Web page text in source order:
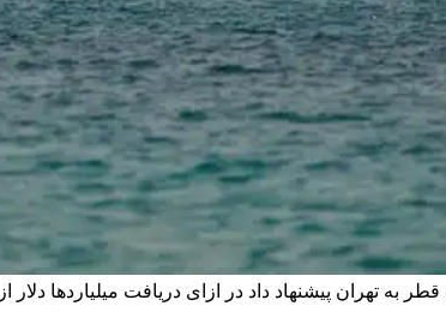
به تهران پیشنهاد داد در ازای دریافت میلیاردها